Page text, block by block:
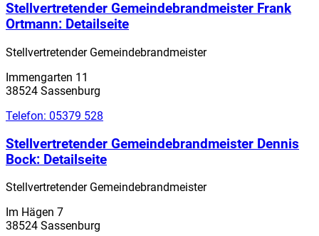
Stellvertretender Gemeindebrandmeister Frank
Ortmann: Detailseite
Stellvertretender Gemeindebrandmeister
Immengarten 11
38524 Sassenburg
Telefon: 05379 528
Stellvertretender Gemeindebrandmeister Dennis
Bock: Detailseite
Stellvertretender Gemeindebrandmeister
Im Hägen 7
38524 Sassenburg